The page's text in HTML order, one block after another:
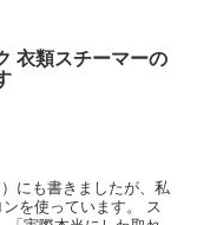
衣類スチーマーの
にも書きましたが、私
を使っています。 ス